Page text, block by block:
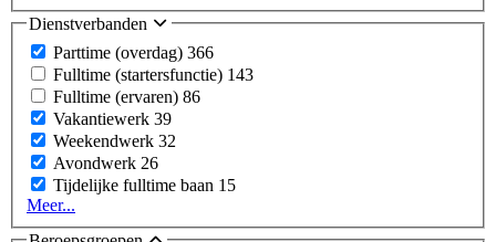
Dienstverbanden
Parttime (overdag) 366
Fulltime (startersfunctie) 143
Fulltime (ervaren) 86
Vakantiewerk 39
Weekendwerk 32
Avondwerk 26
Tijdelijke fulltime baan 15
Meer...